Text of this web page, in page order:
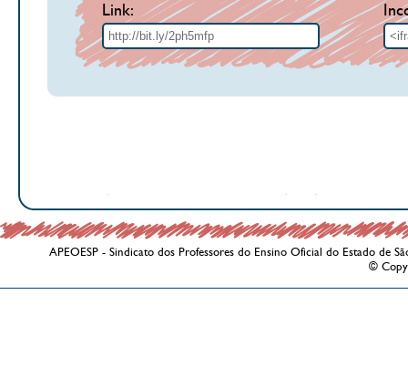
Link:
APEOESP - Sindicato dos Professores do Ensino Oficial do Estado de
©